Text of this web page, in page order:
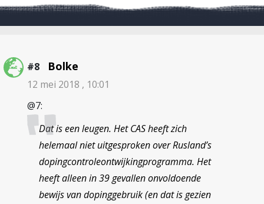
#8 Bolke
12 mei 2018 , 10:01
@7:
Dat is een leugen. Het CAS heeft zich
helemaal niet uitgesproken over Rusland’s
dopingcontroleontwijkingprogramma. Het
heeft alleen in 39 gevallen onvoldoende
bewijs van dopinggebruik (en dat is gezien